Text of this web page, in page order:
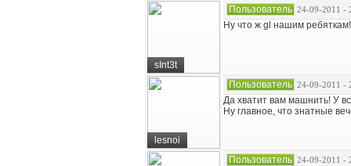
sInt3t
Пользователь 24-09-2011 -
Ну что ж gl нашим ребяткам!
lesnoi
Пользователь 24-09-2011 -
Да хватит вам машнить! У
Ну главное, что знатные
Пользователь 24-09-2011 -